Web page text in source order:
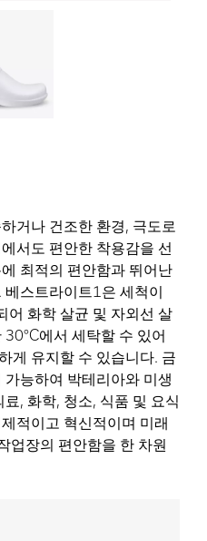
거나 건조한 환경, 극도로
서도 편안한 착용감을 선
최적의 편안함과 뛰어난
스트라이트1은 세척이
어 화학 살균 및 자외선 살
에서 세탁할 수 있어
게 유지할 수 있습니다. 금
능하여 박테리아와 미생
, 화학, 청소, 식품 및 요식
적이고 혁신적이며 미래
업장의 편안함을 한 차원